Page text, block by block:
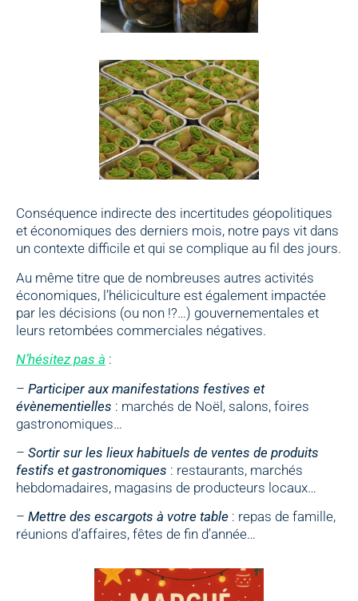
Conséquence indirecte des incertitudes géopolitiques
et économiques des derniers mois, notre pays vit dans
un contexte difficile et qui se complique au fil des jours.
Au même titre que de nombreuses autres activités
économiques, l’héliciculture est également impactée
par les décisions (ou non !?…) gouvernementales et
leurs retombées commerciales négatives.
N’hésitez pas à :
– Participer aux manifestations festives et
évènementielles : marchés de Noël, salons, foires
gastronomiques…
– Sortir sur les lieux habituels de ventes de produits
festifs et gastronomiques : restaurants, marchés
hebdomadaires, magasins de producteurs locaux…
– Mettre des escargots à votre table : repas de famille,
réunions d’affaires, fêtes de fin d’année…